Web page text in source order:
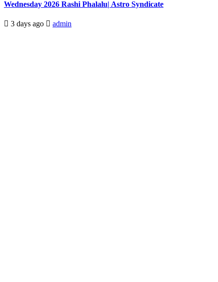
Wednesday 2026 Rashi Phalalu| Astro Syndicate
3 days ago admin